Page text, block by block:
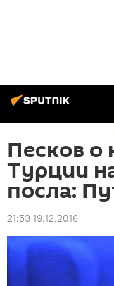
Песков о
Турции
посла:
21:53 19.12.2016